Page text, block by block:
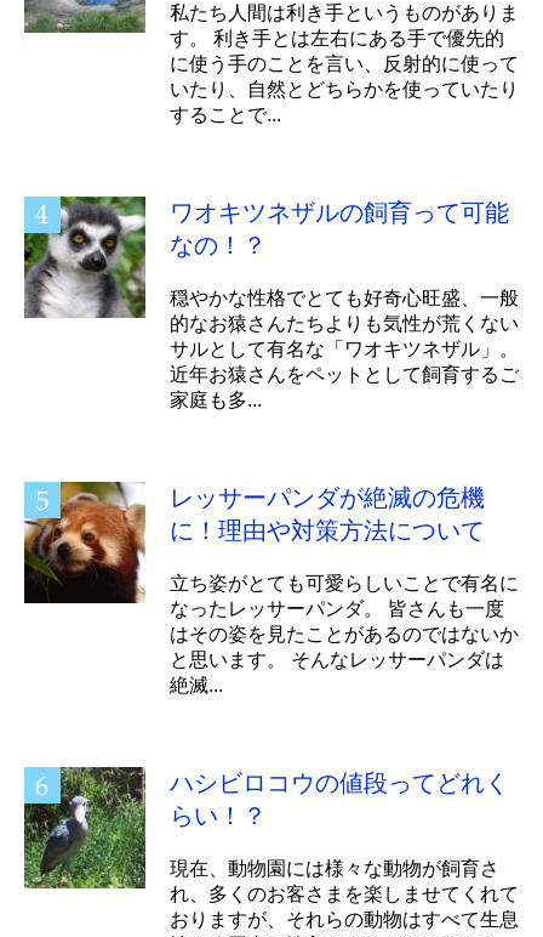
私たち人間は利き手というものがありま
す。 利き手とは左右にある手で優先的
に使う手のことを言い、反射的に使って
いたり、自然とどちらかを使っていたり
することで...
ワオキツネザルの飼育って可能
なの！？
穏やかな性格でとても好奇心旺盛、一般
的なお猿さんたちよりも気性が荒くない
サルとして有名な「ワオキツネザル」。
近年お猿さんをペットとして飼育するご
家庭も多...
レッサーパンダが絶滅の危機
に！理由や対策方法について
立ち姿がとても可愛らしいことで有名に
なったレッサーパンダ。 皆さんも一度
はその姿を見たことがあるのではないか
と思います。 そんなレッサーパンダは
絶滅...
ハシビロコウの値段ってどれく
らい！？
現在、動物園には様々な動物が飼育さ
れ、多くのお客さまを楽しませてくれて
おりますが、それらの動物はすべて生息